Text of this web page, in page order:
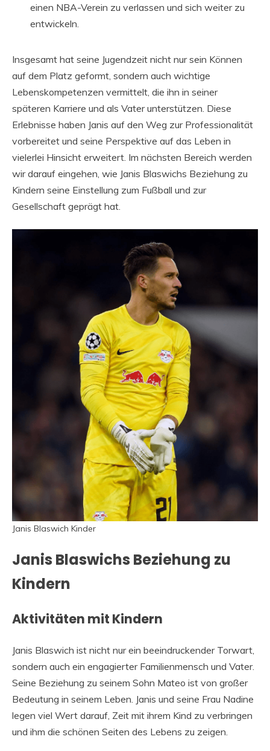
einen NBA-Verein zu verlassen und sich weiter zu
entwickeln.
Insgesamt hat seine Jugendzeit nicht nur sein Können
auf dem Platz geformt, sondern auch wichtige
Lebenskompetenzen vermittelt, die ihn in seiner
späteren Karriere und als Vater unterstützen. Diese
Erlebnisse haben Janis auf den Weg zur Professionalität
vorbereitet und seine Perspektive auf das Leben in
vielerlei Hinsicht erweitert. Im nächsten Bereich werden
wir darauf eingehen, wie Janis Blaswichs Beziehung zu
Kindern seine Einstellung zum Fußball und zur
Gesellschaft geprägt hat.
Janis Blaswich Kinder
Janis Blaswichs Beziehung zu
Kindern
Aktivitäten mit Kindern
Janis Blaswich ist nicht nur ein beeindruckender Torwart,
sondern auch ein engagierter Familienmensch und Vater.
Seine Beziehung zu seinem Sohn Mateo ist von großer
Bedeutung in seinem Leben. Janis und seine Frau Nadine
legen viel Wert darauf, Zeit mit ihrem Kind zu verbringen
und ihm die schönen Seiten des Lebens zu zeigen.